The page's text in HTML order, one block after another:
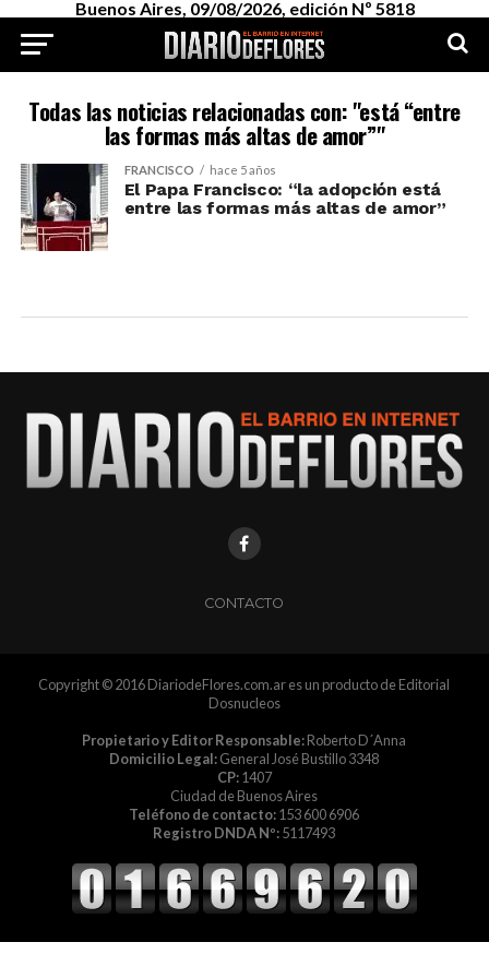
Buenos Aires, 09/08/2026, edición Nº 5818
Todas las noticias relacionadas con: "está “entre
las formas más altas de amor”"
FRANCISCO hace 5 años
El Papa Francisco: “la adopción está
entre las formas más altas de amor”
CONTACTO
Copyright © 2016 DiariodeFlores.com.ar es un producto de Editorial
Dosnucleos
Propietario y Editor Responsable:Roberto D´Anna
Domicilio Legal:General José Bustillo 3348
CP:1407
Ciudad de Buenos Aires
Teléfono de contacto:153 600 6906
Registro DNDA Nº:5117493